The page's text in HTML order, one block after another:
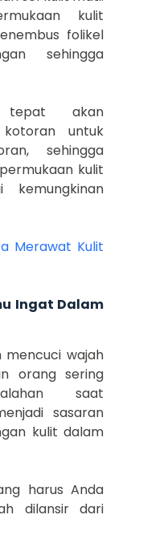
kulit
folikel
sehingga
tepat akan
untuk
sehingga
kulit
kemungkinan
Merawat Kulit
Ingat Dalam
mencuci wajah
orang sering
saat
sasaran
kulit dalam
harus Anda
dilansir dari